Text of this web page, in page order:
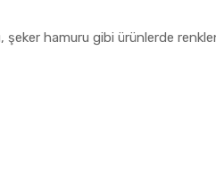
hamuru gibi ürünlerde